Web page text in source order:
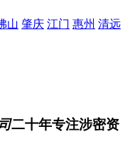
山 肇庆 江门 惠州 清远
二十年专注涉密资